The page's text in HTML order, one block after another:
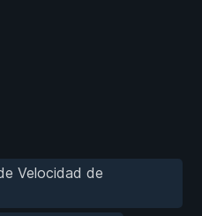
Velocidad de